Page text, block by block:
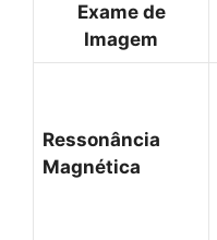
Exame de
Imagem
Ressonância
Magnética